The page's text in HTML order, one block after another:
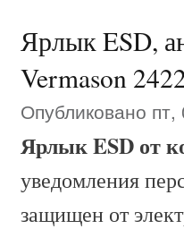
Ярлык ESD,
Vermason
Опубликовано
Ярлык ESD от
уведомления
защищен от